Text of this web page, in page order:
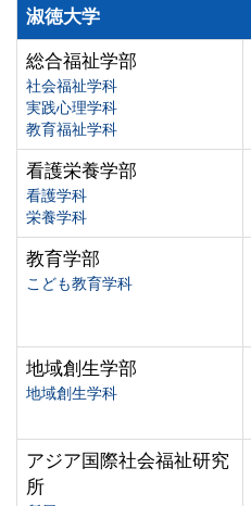
淑徳大学
総合福祉学部
社会福祉学科
実践心理学科
教育福祉学科
看護栄養学部
看護学科
栄養学科
教育学部
こども教育学科
地域創生学部
地域創生学科
アジア国際社会福祉研究
所